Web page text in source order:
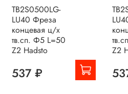
TB2S0500LG-
LU40 Фреза
концевая ц/х
тв.сп. Ф5 L=50
Z2 Hadsto
537 ₽
Z2